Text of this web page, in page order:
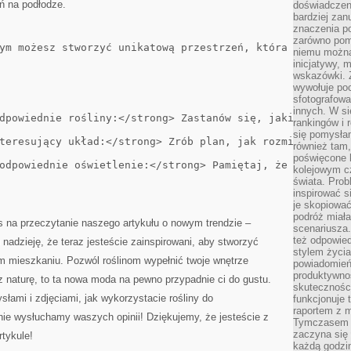
na podłodze.
możesz stworzyć unikatową przestrzeń, która od
rośliny:</strong> Zastanów się, jakie
układ:</strong> Zrób plan, jak rozmieścisz
oświetlenie:</strong> Pamiętaj, że
przeczytanie naszego ⁤artykułu o nowym trendzie –
że ‌teraz jesteście zainspirowani,⁤ aby stworzyć
mieszkaniu. Pozwól roślinom wypełnić twoje wnętrze
to ta nowa ‌moda na pewno przypadnie ci do gustu.⁢
i zdjęciami, ‌jak wykorzystacie rośliny do
wysłuchamy waszych opinii! Dziękujemy, że jesteście z
bardziej
znaczenia
zarówno
niemu
inicjatywy,
wskazówki.
wywołuje
innych. W
rankingów i
się
również
poświęcone
kolejowym
świata.
inspirować
je
podróż
też
stylem
funkcjonuje
raportem z
Tymczasem
zaczyna się
każdą